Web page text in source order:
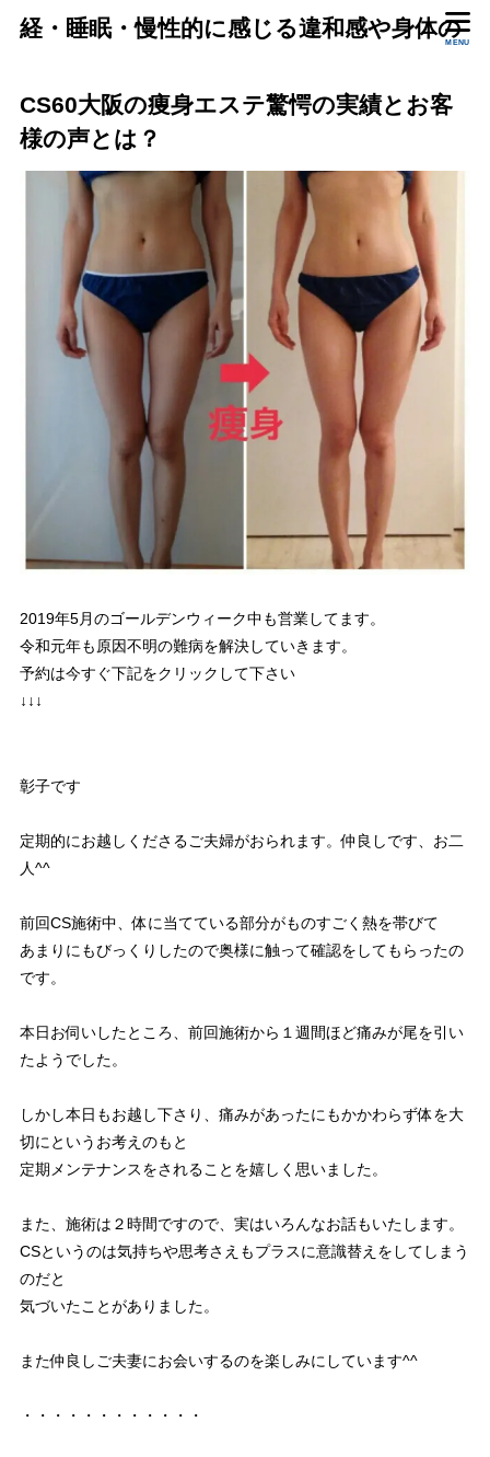
経・睡眠・慢性的に感じる違和感や身体の
MENU
CS60大阪の痩身エステ驚愕の実績とお客
様の声とは？
2019年5月のゴールデンウィーク中も営業してます。
令和元年も原因不明の難病を解決していきます。
予約は今すぐ下記をクリックして下さい
↓↓↓
彰子です
定期的にお越しくださるご夫婦がおられます。仲良しです、お二
人^^
前回CS施術中、体に当てている部分がものすごく熱を帯びて
あまりにもびっくりしたので奥様に触って確認をしてもらったの
です。
本日お伺いしたところ、前回施術から１週間ほど痛みが尾を引い
たようでした。
しかし本日もお越し下さり、痛みがあったにもかかわらず体を大
切にというお考えのもと
定期メンテナンスをされることを嬉しく思いました。
また、施術は２時間ですので、実はいろんなお話もいたします。
CSというのは気持ちや思考さえもプラスに意識替えをしてしまう
のだと
気づいたことがありました。
また仲良しご夫妻にお会いするのを楽しみにしています^^
・・・・・・・・・・・・